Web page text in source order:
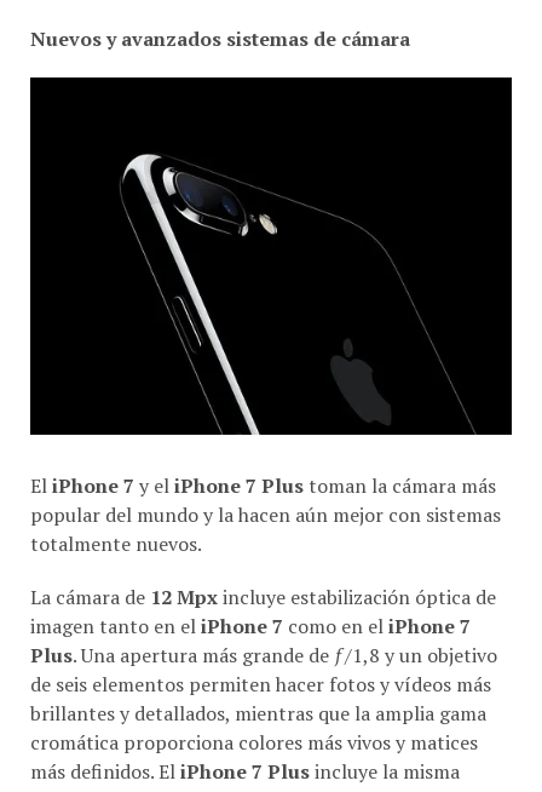
Nuevos y avanzados sistemas de cámara
EliPhone 7 y eliPhone 7 Plus toman la cámara más
popular del mundo y la hacen aún mejor con sistemas
totalmente nuevos.
La cámara de 12 Mpxincluye estabilización óptica de
imagen tanto en eliPhone 7 como en eliPhone 7
Plus. Una apertura más grande de ƒ/1,8 y un objetivo
de seis elementos permiten hacer fotos y vídeos más
brillantes y detallados, mientras que la amplia gama
cromática proporciona colores más vivos y matices
más definidos. EliPhone 7 Plusincluye la misma